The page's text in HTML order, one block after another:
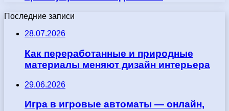
Последние записи
28.07.2026
Как переработанные и природные
материалы меняют дизайн интерьера
29.06.2026
Игра в игровые автоматы — онлайн,